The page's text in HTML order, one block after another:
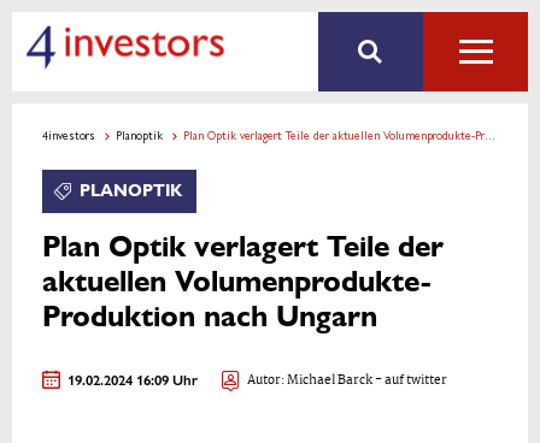
4investors Planoptik Plan Optik verlagert Teile der aktuellen Volumenprodukte-Produktion nach Ungarn
PLANOPTIK
Plan Optik verlagert Teile der
aktuellen Volumenprodukte-
Produktion nach Ungarn
19.02.2024 16:09 Uhr Autor:Michael Barck- auf twitter